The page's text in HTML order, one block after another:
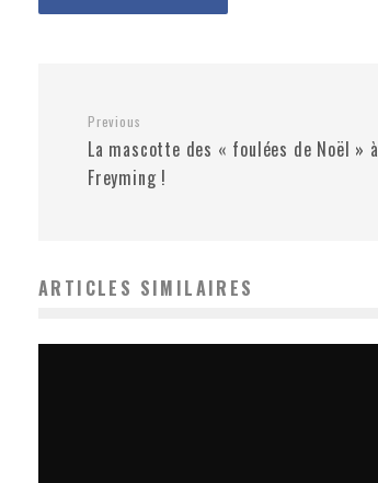
Previous
La mascotte des « foulées de Noël » à
Freyming !
ARTICLES SIMILAIRES